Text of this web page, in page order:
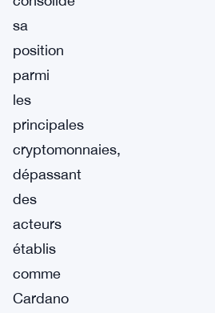
sa
position
parmi
les
principales
cryptomonnaies,
dépassant
des
acteurs
établis
comme
Cardano